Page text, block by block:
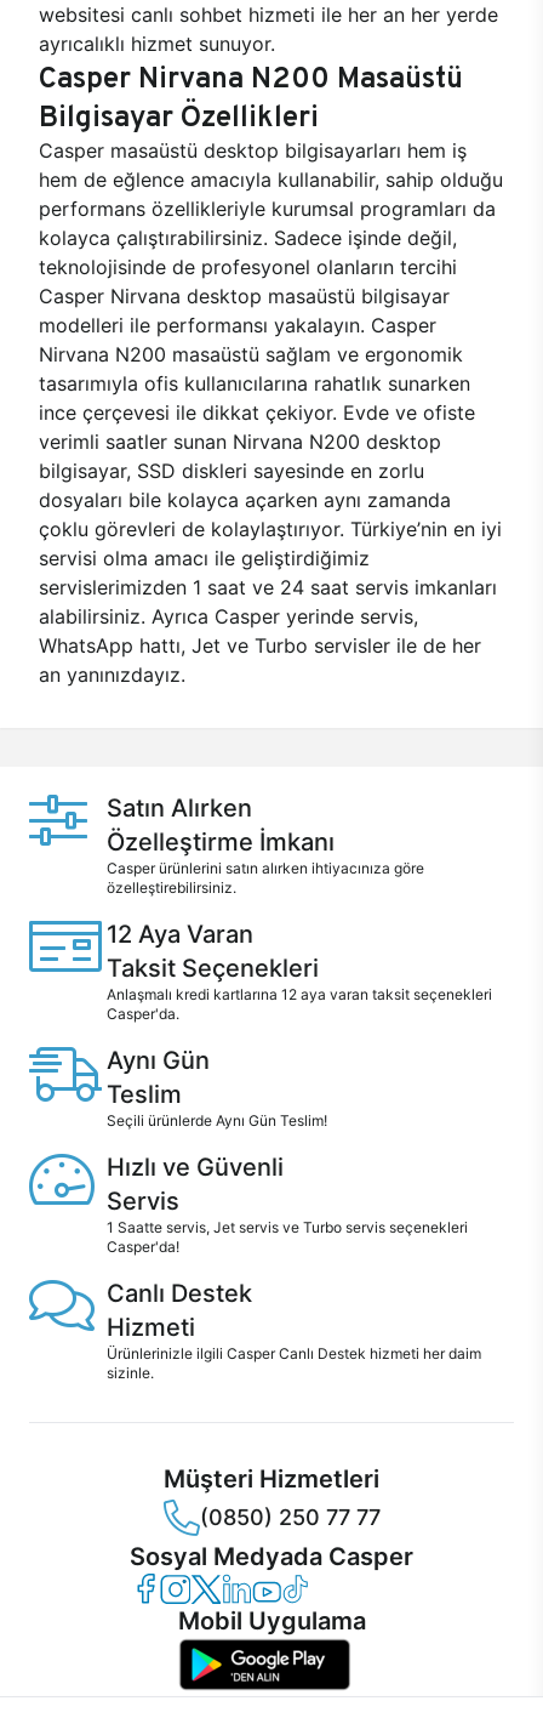
websitesi canlı sohbet hizmeti ile her an her yerde
ayrıcalıklı hizmet sunuyor.
Casper Nirvana N200 Masaüstü
Bilgisayar Özellikleri
Casper masaüstü desktop bilgisayarları hem iş
hem de eğlence amacıyla kullanabilir, sahip olduğu
performans özellikleriyle kurumsal programları da
kolayca çalıştırabilirsiniz. Sadece işinde değil,
teknolojisinde de profesyonel olanların tercihi
Casper Nirvana desktop masaüstü bilgisayar
modelleri ile performansı yakalayın. Casper
Nirvana N200 masaüstü sağlam ve ergonomik
tasarımıyla ofis kullanıcılarına rahatlık sunarken
ince çerçevesi ile dikkat çekiyor. Evde ve ofiste
verimli saatler sunan Nirvana N200 desktop
bilgisayar, SSD diskleri sayesinde en zorlu
dosyaları bile kolayca açarken aynı zamanda
çoklu görevleri de kolaylaştırıyor. Türkiye’nin en iyi
servisi olma amacı ile geliştirdiğimiz
servislerimizden 1 saat ve 24 saat servis imkanları
alabilirsiniz. Ayrıca Casper yerinde servis,
WhatsApp hattı, Jet ve Turbo servisler ile de her
an yanınızdayız.
Satın Alırken
Özelleştirme İmkanı
Casper ürünlerini satın alırken ihtiyacınıza göre
özelleştirebilirsiniz.
12 Aya Varan
Taksit Seçenekleri
Anlaşmalı kredi kartlarına 12 aya varan taksit seçenekleri
Casper'da.
Aynı Gün
Teslim
Seçili ürünlerde Aynı Gün Teslim!
Hızlı ve Güvenli
Servis
1 Saatte servis, Jet servis ve Turbo servis seçenekleri
Casper'da!
Canlı Destek
Hizmeti
Ürünlerinizle ilgili Casper Canlı Destek hizmeti her daim
sizinle.
Müşteri Hizmetleri
(0850) 250 77 77
Sosyal Medyada Casper
Casper Facebook
Casper Instagram
Casper Twitter
Casper LinkedIn
Casper YouTube
Casper TikTok
Mobil Uygulama